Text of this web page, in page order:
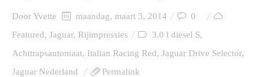
DoorYvette maandag, maart 3, 2014
0
Featured, Jaguar, Rijimpressies 3.0 l diesel S,
Achttrapsautomaat, Italian Racing Red, Jaguar Drive Selector,
Jaguar Nederland
Permalink